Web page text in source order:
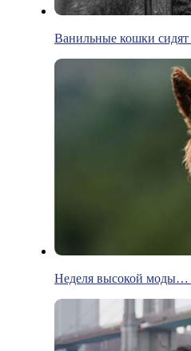
Ванильные кошки сидят
Неделя высокой моды…